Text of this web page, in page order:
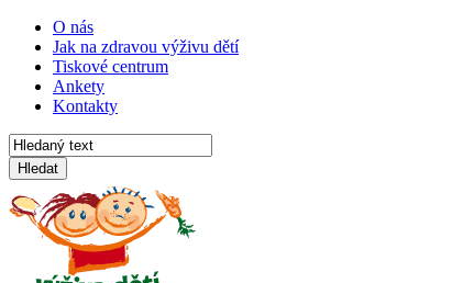
O nás
Jak na zdravou výživu dětí
Tiskové centrum
Ankety
Kontakty
Hledat